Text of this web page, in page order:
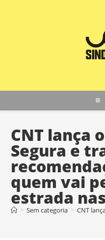
CNT lança
Segura e
quem vai
estrada
> Sem categoria > CNT